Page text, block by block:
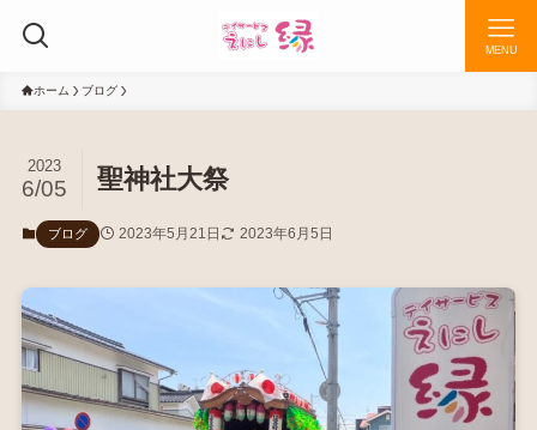
MENU
ホーム ブログ
聖神社大祭
2023
6/05
ブログ 2023年5月21日 2023年6月5日